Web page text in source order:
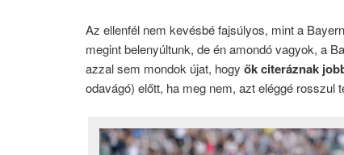
Az ellenfél nem kevésbé fajsúlyos, mint a
megint belenyúltunk, de én amondó vagyok, a
azzal sem mondok újat, hogy ők citeráznak
odavágó) előtt, ha meg nem, azt eléggé rosszul